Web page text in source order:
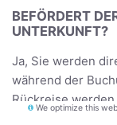
BEFÖRDERT
UNTERKUNFT?
Ja, Sie werden
während der
Rückreise
beziehungsweise
We optimize this